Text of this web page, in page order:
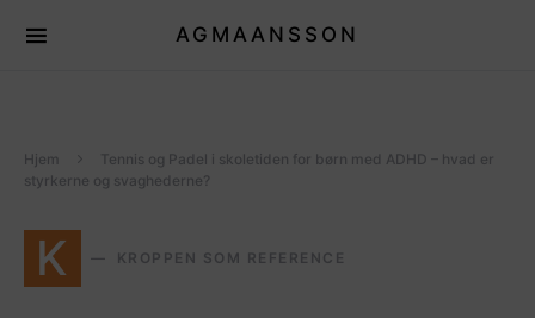
AGMAANSSON
Hjem
Tennis og Padel i skoletiden for børn med ADHD – hvad er
styrkerne og svaghederne?
K KROPPEN SOM REFERENCE